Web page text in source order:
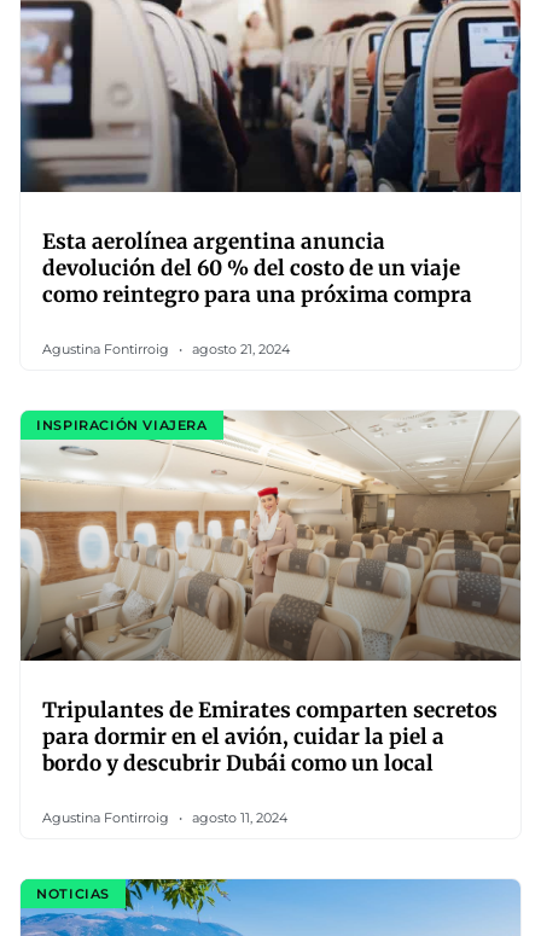
Esta aerolínea argentina anuncia
devolución del 60 % del costo de un viaje
como reintegro para una próxima compra
Agustina Fontirroig agosto 21, 2024
INSPIRACIÓN VIAJERA
Tripulantes de Emirates comparten secretos
para dormir en el avión, cuidar la piel a
bordo y descubrir Dubái como un local
Agustina Fontirroig agosto 11, 2024
NOTICIAS